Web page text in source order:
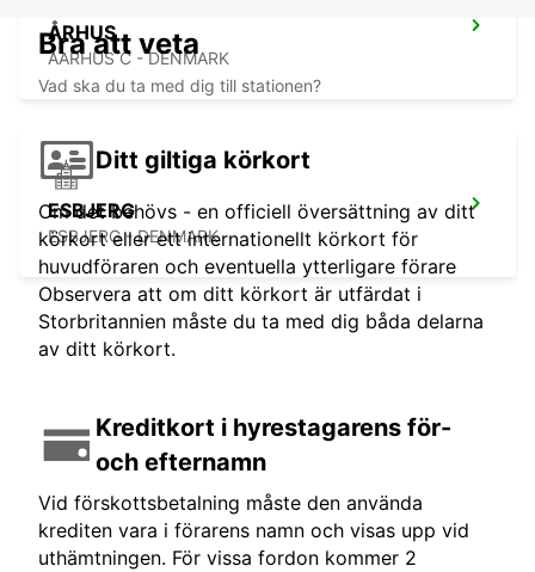
ÅRHUS
AARHUS C - DENMARK
ESBJERG
ESBJERG - DENMARK
Bra att veta
Vad ska du ta med dig till stationen?
Ditt giltiga körkort
Om det behövs - en officiell översättning av ditt
körkort eller ett internationellt körkort för
huvudföraren och eventuella ytterligare förare
Observera att om ditt körkort är utfärdat i
Storbritannien måste du ta med dig båda delarna
av ditt körkort.
Kreditkort i hyrestagarens för-
och efternamn
Vid förskottsbetalning måste den använda
krediten vara i förarens namn och visas upp vid
uthämtningen. För vissa fordon kommer 2